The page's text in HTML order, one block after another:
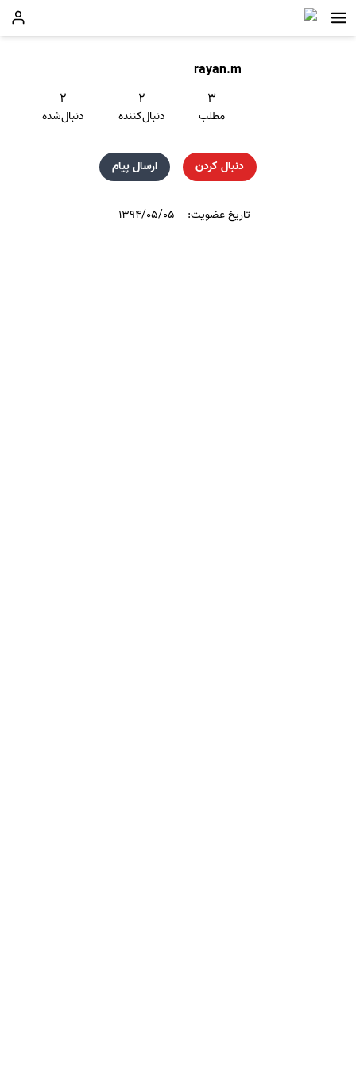
rayan.m
۳
مطلب
۲
دنبال‌کننده
۲
دنبال‌شده
دنبال کردن ارسال پیام
تاریخ عضویت: ۱۳۹۴/۰۵/۰۵